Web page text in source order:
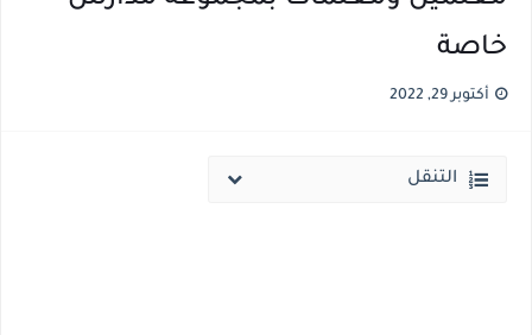
خاصة
أكتوبر 29, 2022
التنقل